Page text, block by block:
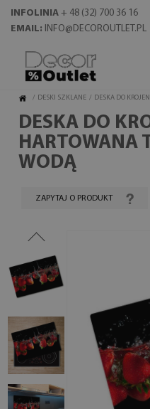
INFOLINIA + 48 (32) 700 36 16
EMAIL: INFO@DECOROUTLET.PL
/ DESKI SZKLANE / DESKA DO
DESKA DO
HARTOWANA
WODĄ
ZAPYTAJ O PRODUKT